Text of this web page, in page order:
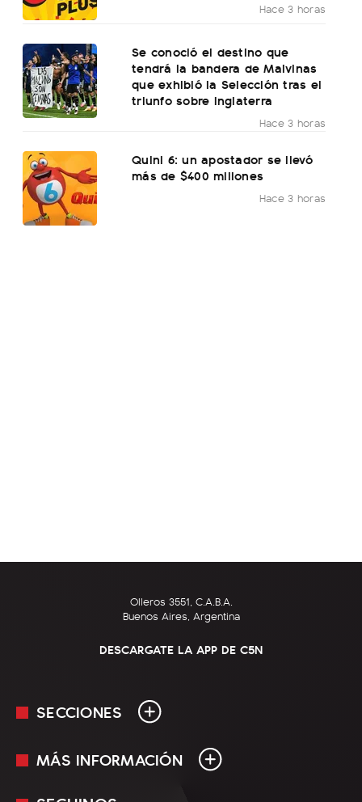
Hace 3 horas
Se conoció el destino que
tendrá la bandera de Malvinas
que exhibió la Selección tras el
triunfo sobre Inglaterra
Hace 3 horas
Quini 6: un apostador se llevó
más de $400 millones
Hace 3 horas
Olleros 3551, C.A.B.A.
Buenos Aires, Argentina
DESCARGATE LA APP DE C5N
SECCIONES
En Vivo
MÁS INFORMACIÓN